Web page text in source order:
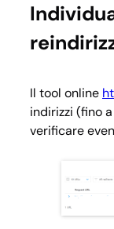
Il tool online
indirizzi (fino
verificare